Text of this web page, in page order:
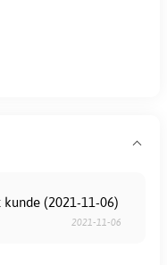
(2021-11-06)
2021-11-06